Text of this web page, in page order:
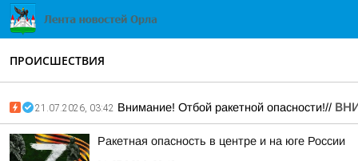
ПРОИСШЕСТВИЯ
21.07.2026, 03:42 Внимание! Отбой ракетной опасности!//
Ракетная опасность в центре и на юге России